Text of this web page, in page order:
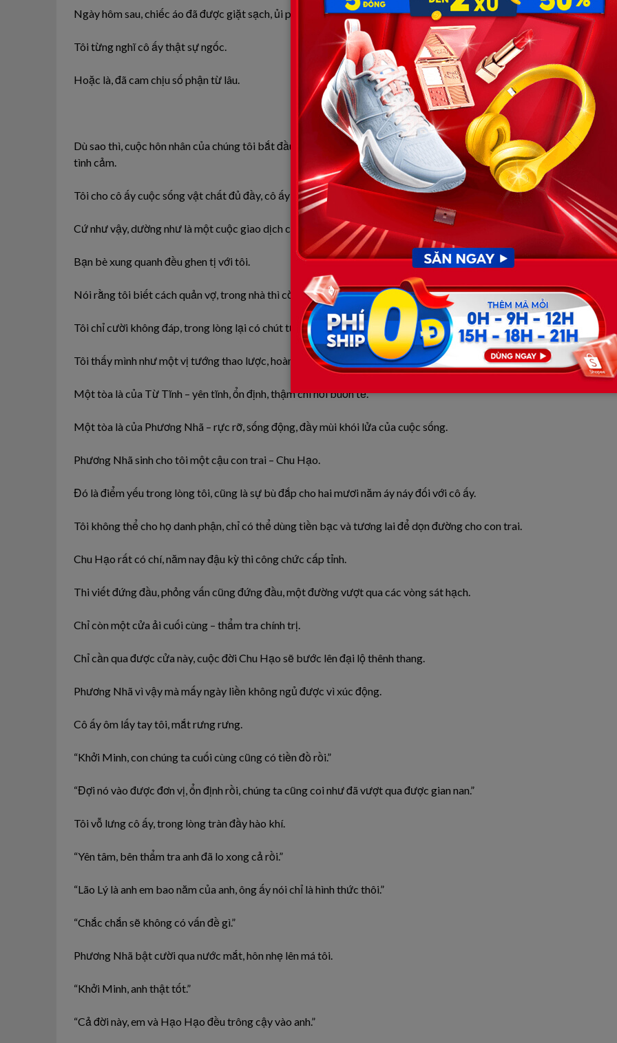
Ngày hôm sau, chiếc áo đã được giặt sạch, ủi phẳng, nhưthểchưatừngcó chuyện gì xảy ra.
Tôi từng nghĩcô ấythậtsựngốc.
Hoặc là, đã cam chịu số phận từ lâu.
Dù sao thì, cuộc hôn nhân của chúng tôi bắt đầu từ một cuộc hôn nhân môn đăng hộ đối,chẳngcóbao nhiêu
tình cảm.
Tôi cho cô ấy cuộc sốngvật chất đủ đầy, cô ấy cho tôi một hậuphương ổn định, ngăn nắp.
Cứ như vậy, dườngnhư là mộtcuộc giao dịch công bằng.
Bạn bè xung quanh đều ghen tị với tôi.
Nói rằngtôi biết cách quản vợ, trong nhà thì cờ đỏ không ngã, ngoài đường thì cờ màu bayphấpphới.
Tôi chỉ cười khôngđáp, trong lòng lại có chúttự đắc.
Tôi thấymình như một vị tướngthao lược, hoàn hảo cân bằng được haitoà thành.
Mộttòa là của Từ Tĩnh – yên tĩnh, ổn định, thậm chí hơi buồn tẻ.
Mộttòa là của Phương Nhã – rực rỡ, sống động, đầy mùi khói lửa của cuộc sống.
Phương Nhã sinh cho tôi mộtcậu con trai – Chu Hạo.
Đó là điểm yếu trong lòng tôi, cũng là sự bù đắp cho hai mươi năm áy náy đối với cô ấy.
Tôi khôngthể cho họ danh phận, chỉ có thể dùng tiền bạc và tương lai để dọn đường cho con trai.
Chu Hạo rất có chí, năm nay đậu kỳ thi công chức cấp tỉnh.
Thi viết đứngđầu, phỏng vấn cũng đứng đầu, một đường vượt qua các vòngsáthạch.
Chỉ còn mộtcửa ải cuối cùng – thẩm tra chính trị.
Chỉ cần qua được cửa này, cuộc đời Chu Hạo sẽ bước lên đại lộ thênh thang.
Phương Nhã vì vậy mà mấyngày liền không ngủ được vì xúc động.
Cô ấyôm lấytaytôi, mắt rưng rưng.
“Khởi Minh, con chúng ta cuối cùng cũng có tiền đồ rồi.”
“Đợi nó vào được đơn vị, ổn định rồi, chúng ta cũngcoi nhưđã vượt qua được gian nan.”
Tôi vỗ lưngcô ấy, trong lòng tràn đầyhào khí.
“Yên tâm, bên thẩm tra anh đã lo xong cả rồi.”
“Lão Lý là anh em bao năm của anh, ông ấy nói chỉ là hình thức thôi.”
“Chắc chắn sẽ khôngcó vấn đề gì.”
Phương Nhã bậtcười qua nước mắt, hôn nhẹ lên má tôi.
“Khởi Minh, anh thậttốt.”
“Cả đời này, em và Hạo Hạo đều trông cậyvào anh.”